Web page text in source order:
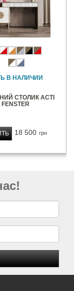
В НАЛИЧИИ
СТОЛИК АСТІ
FENSTER
18 500 грн